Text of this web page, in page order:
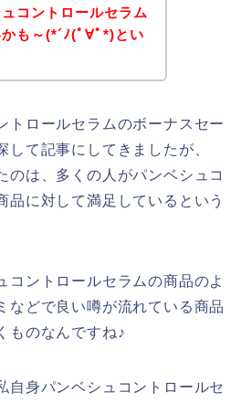
コントロールセラム
も～(*´ﾉ(ﾟ∀ﾟ*)とい
トロールセラムのボーナスセー
して記事にしてきましたが、
のは、多くの人がパンベシュコ
品に対して満足しているという
コントロールセラムの商品のよ
などで良い噂が流れている商品
ものなんですね♪
自身パンベシュコントロールセ